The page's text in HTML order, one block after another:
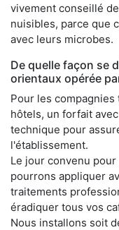
vivement conseillé
nuisibles, parce que
avec leurs microbes.
De quelle façon se
orientaux opérée
Pour les
hôtels, un forfait
technique pour
l'établissement.
Le jour convenu
pourrons appliquer
traitements
éradiquer tous vos
Nous installons soit